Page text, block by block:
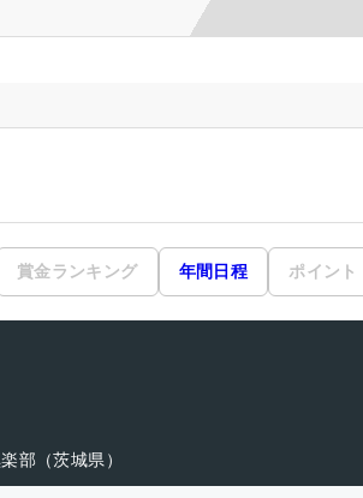
賞金ランキング 年間日程 ポイント
部（茨城県）